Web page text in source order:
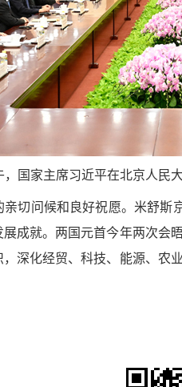
，国家主席习近平在北京人民
切问候和良好祝愿。米舒斯
成就。两国元首今年两次
深化经贸、科技、能源、